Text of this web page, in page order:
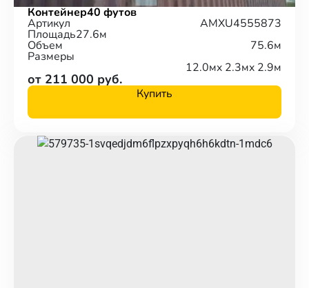
Контейнер40 футов
Артикул AMXU4555873
Площадь27.6м
Объем 75.6м
Размеры
12.0мx 2.3мx 2.9м
от 211 000 руб.
Купить